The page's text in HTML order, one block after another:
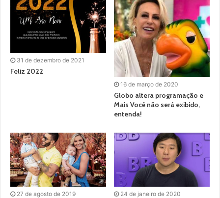
31 de dezembro de 2021
Feliz 2022
16 de março de 2020
Globo altera programação e
Mais Você não será exibido,
entenda!
27 de agosto de 2019 24 de janeiro de 2020